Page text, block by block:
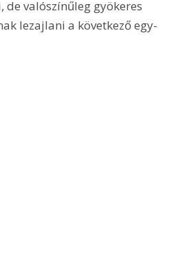
de valószínűleg gyökeres
lezajlani a következő egy-